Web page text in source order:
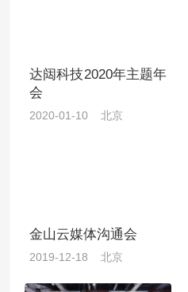
达闼科技2020年主题年
会
2020-01-10 北京
金山云媒体沟通会
2019-12-18 北京